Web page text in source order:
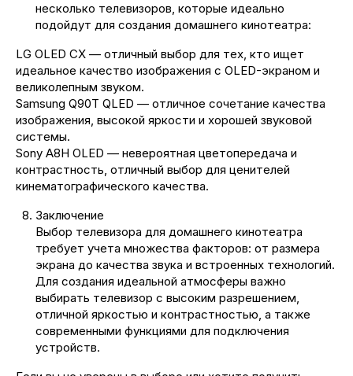
несколько телевизоров, которые идеально
подойдут для создания домашнего кинотеатра:
LG OLED CX — отличный выбор для тех, кто ищет
идеальное качество изображения с OLED-экраном и
великолепным звуком.
Samsung Q90T QLED — отличное сочетание качества
изображения, высокой яркости и хорошей звуковой
системы.
Sony A8H OLED — невероятная цветопередача и
контрастность, отличный выбор для ценителей
кинематографического качества.
Заключение
Выбор телевизора для домашнего кинотеатра
требует учета множества факторов: от размера
экрана до качества звука и встроенных технологий.
Для создания идеальной атмосферы важно
выбирать телевизор с высоким разрешением,
отличной яркостью и контрастностью, а также
современными функциями для подключения
устройств.